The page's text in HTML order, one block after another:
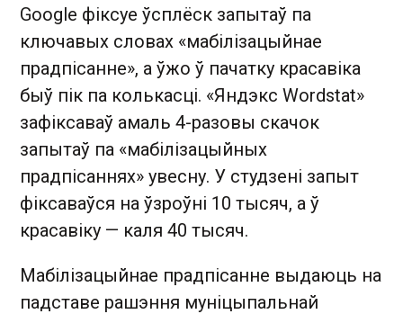
Google фіксуе ўсплёск запытаў па
ключавых словах «мабілізацыйнае
прадпісанне», а ўжо ў пачатку красавіка
быў пік па колькасці. «Яндэкс Wordstat»
зафіксаваў амаль 4-разовы скачок
запытаў па «мабілізацыйных
прадпісаннях» увесну. У студзені запыт
фіксаваўся на ўзроўні 10 тысяч, а ў
красавіку — каля 40 тысяч.
Мабілізацыйнае прадпісанне выдаюць на
падставе рашэння муніцыпальнай